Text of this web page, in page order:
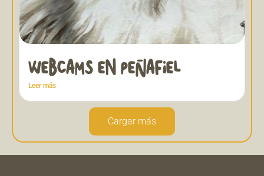
WEBCAMS EN PEÑAFIEL
Leer más
Cargar más